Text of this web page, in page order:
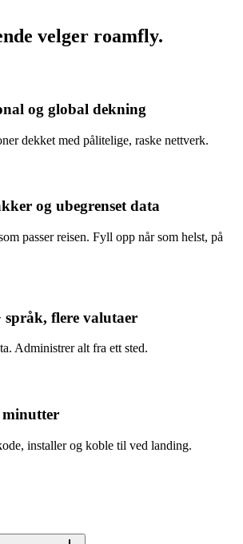
velger roamfly.
og global dekning
dekket med pålitelige, raske nettverk.
og ubegrenset data
passer reisen. Fyll opp når som helst, på
språk, flere valutaer
Administrer alt fra ett sted.
minutter
installer og koble til ved landing.